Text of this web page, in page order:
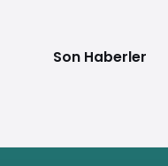
Son Haberler